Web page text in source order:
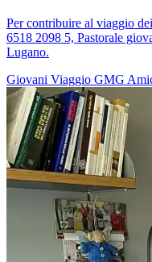
Per contribuire al viaggio
6518 2098 5, Pastorale
Lugano.
Giovani Viaggio GMG